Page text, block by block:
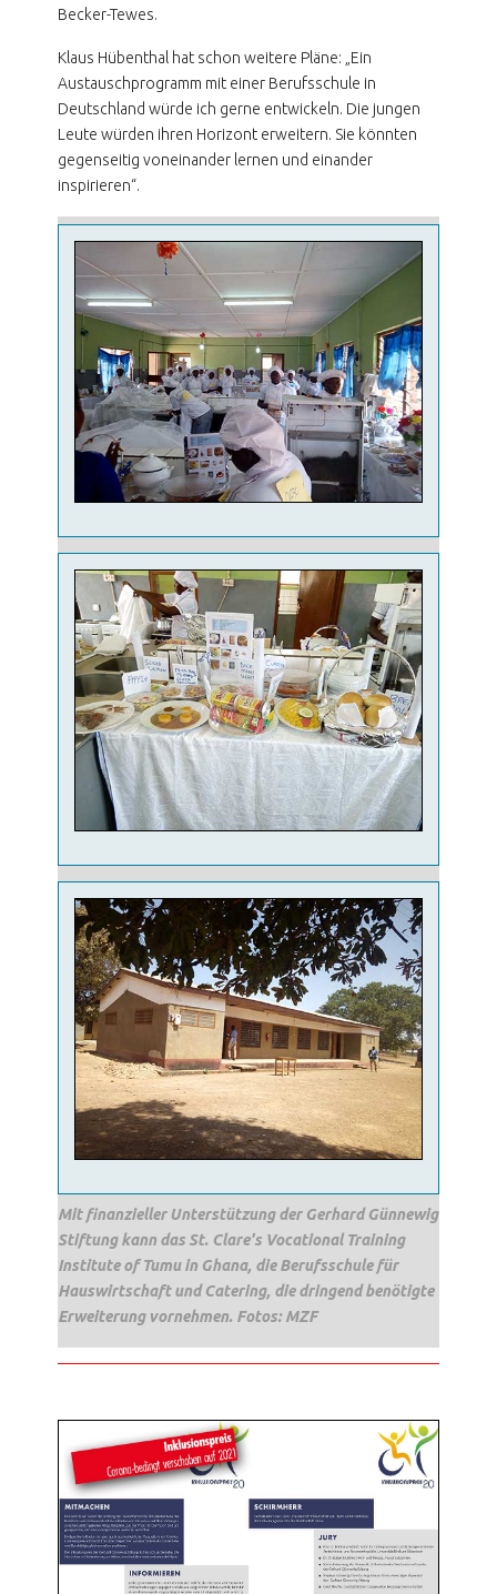
Becker-Tewes.
Klaus Hübenthal hat schon weitere Pläne: „Ein
Austauschprogramm mit einer Berufsschule in
Deutschland würde ich gerne entwickeln. Die jungen
Leute würden ihren Horizont erweitern. Sie könnten
gegenseitig voneinander lernen und einander
inspirieren“.
Mit finanzieller Unterstützung der Gerhard Günnewig
Stiftung kann das St. Clare's Vocational Training
Institute of Tumu in Ghana, die Berufsschule für
Hauswirtschaft und Catering, die dringend benötigte
Erweiterung vornehmen. Fotos: MZF